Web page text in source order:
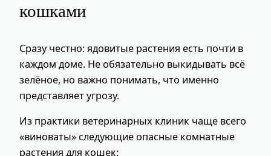
кошками
Сразу честно: ядовитые растения есть почти в
каждом доме. Не обязательно выкидывать всё
зелёное, но важно понимать, что именно
представляет угрозу.
Из практики ветеринарных клиник чаще всего
«виноваты» следующие опасные комнатные
растения для кошек: